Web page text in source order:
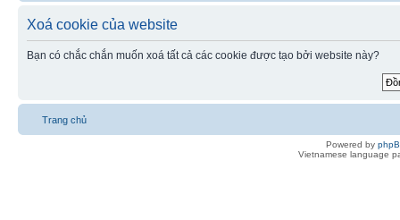
Xoá cookie của website
Bạn có chắc chắn muốn xoá tất cả các cookie được tạo bởi website này?
Trang chủ
Powered by
Vietnamese language